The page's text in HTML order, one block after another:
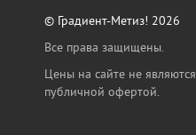
© Градиент-Метиз! 2026
Все права защищены.
Цены на сайте не являются
публичной офертой.